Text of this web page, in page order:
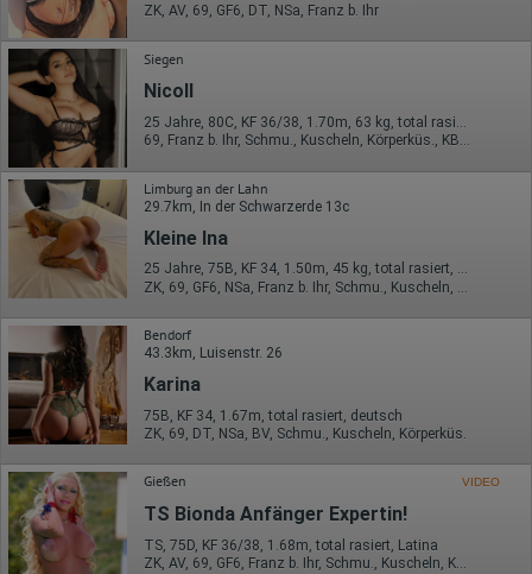
ZK, AV, 69, GF6, DT, NSa, Franz b. Ihr
Siegen
Nicoll
25 Jahre, 80C, KF 36/38, 1.70m, 63 kg, total rasiert, osteuropäisch
69, Franz b. Ihr, Schmu., Kuscheln, Körperküs., KBp, EL, Mast.
Limburg an der Lahn
29.7km, In der Schwarzerde 13c
Kleine Ina
25 Jahre, 75B, KF 34, 1.50m, 45 kg, total rasiert, osteuropäisch
Bendorf
43.3km, Luisenstr. 26
Karina
75B, KF 34, 1.67m, total rasiert, deutsch
ZK, 69, DT, NSa, BV, Schmu., Kuscheln, Körperküs.
Gießen VIDEO
TS Bionda Anfänger Expertin!
TS, 75D, KF 36/38, 1.68m, total rasiert, Latina
ZK, AV, 69, GF6, Franz b. Ihr, Schmu., Kuscheln, KBa